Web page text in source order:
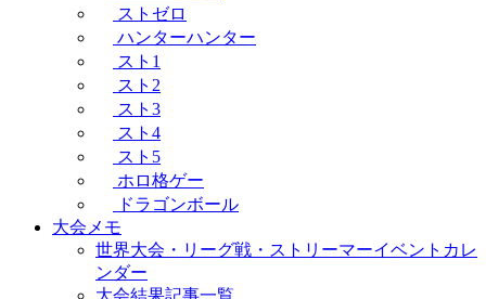
ストゼロ
ハンターハンター
スト1
スト2
スト3
スト4
スト5
ホロ格ゲー
ドラゴンボール
大会メモ
世界大会・リーグ戦・ストリーマーイベントカレ
ンダー
大会結果記事一覧